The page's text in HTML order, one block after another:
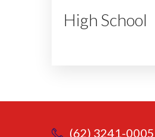
High School
(62) 3241-0005